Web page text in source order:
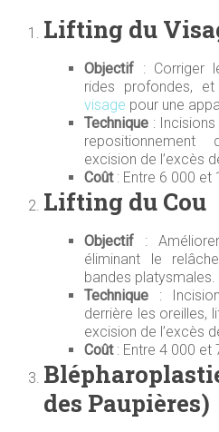
Lifting du
Objectif : Corriger
rides profondes, et
visage pour une
Technique :
repositionnement
excision de l’excès
Coût: Entre 6 000 et
Lifting du Cou
Objectif :
éliminant le
bandes platysmales.
Technique :
derrière les oreilles,
excision de l’excès
Coût: Entre 4 000 et
des Paupières)